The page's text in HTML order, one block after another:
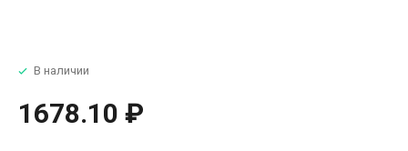
В наличии
1678.10 ₽